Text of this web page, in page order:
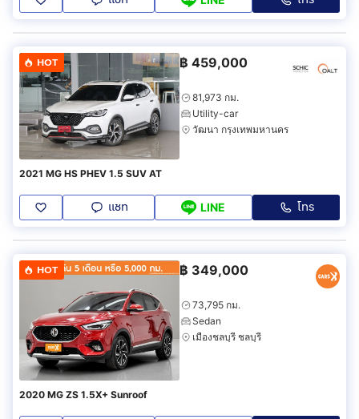
HOT ฿ 459,000
81,973 กม.
Utility-car
วัฒนา กรุงเทพมหานคร
2021 MG HS PHEV 1.5 SUV AT
แชท LINE โทร
HOT ฿ 349,000
73,795 กม.
Sedan
เมืองชลบุรี ชลบุรี
2020 MG ZS 1.5X+ Sunroof